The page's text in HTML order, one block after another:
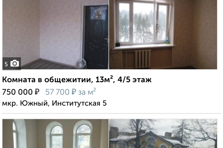
5
Комната в общежитии, 13м², 4/5 этаж
750 000 ₽ 57 700 ₽ за м²
мкр. Южный, Институтская 5